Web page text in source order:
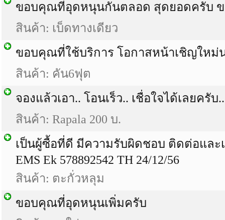
ขอบคุณที่อุดหนุนกันตลอด สุดยอดครับ
สินค้า: เบ็ดทางเดียว
ขอบคุณที่ใช้บริการ โอกาสหน้าเชิญใหม่
สินค้า: คัน6ฟุต
จองแล้วเอา.. โอนเร็ว.. เชื่อใจได้เลยครับ..
สินค้า: Rapala 200 บ.
เป็นผู้ซื้อที่ดี มีความรับผิดชอบ ติดต่อและ
EMS Ek 578892542 TH 24/12/56
สินค้า: ตะกั่วหลุม
ขอบคุณที่อุดหนุนเพิ่มครับ